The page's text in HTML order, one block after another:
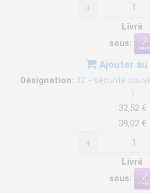
+
Livré
sous:
Ajouter au
Désignation: 32 - sécurité
)
32,52 €
39,02 €
+
Livré
sous: